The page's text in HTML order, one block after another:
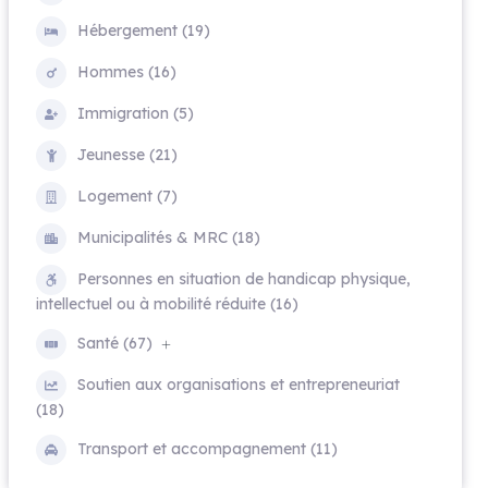
Hébergement (19)
Hommes (16)
Immigration (5)
Jeunesse (21)
Logement (7)
Municipalités & MRC (18)
Personnes en situation de handicap physique,
intellectuel ou à mobilité réduite (16)
Santé (67)
Soutien aux organisations et entrepreneuriat
(18)
Transport et accompagnement (11)